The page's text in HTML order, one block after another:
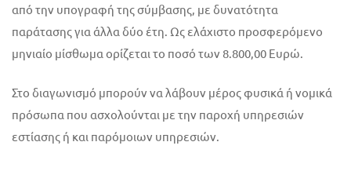
από την υπογραφή της σύμβασης, με δυνατότητα
παράτασης για άλλα δύο έτη. Ως ελάχιστο προσφερόμενο
μηνιαίο μίσθωμα ορίζεται το ποσό των 8.800,00 Ευρώ.
Στο διαγωνισμό μπορούν να λάβουν μέρος φυσικά ή νομικά
πρόσωπα που ασχολούνται με την παροχή υπηρεσιών
εστίασης ή και παρόμοιων υπηρεσιών.